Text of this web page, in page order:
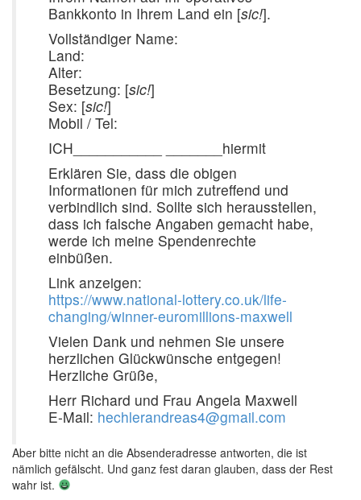
Bankkonto in Ihrem Land ein [sic!].
Vollständiger Name:
Land:
Alter:
Besetzung: [sic!]
Sex: [sic!]
Mobil / Tel:
ICH___________ _______hiermit
Erklären Sie, dass die obigen
Informationen für mich zutreffend und
verbindlich sind. Sollte sich herausstellen,
dass ich falsche Angaben gemacht habe,
werde ich meine Spendenrechte
einbüßen.
Link anzeigen:
https://www.national-lottery.co.uk/life-
changing/winner-euromillions-maxwell
Vielen Dank und nehmen Sie unsere
herzlichen Glückwünsche entgegen!
Herzliche Grüße,
Herr Richard und Frau Angela Maxwell
E-Mail: hechlerandreas4@gmail.com
Aber bitte nicht an die Absenderadresse antworten, die ist
nämlich gefälscht. Und ganz fest daran glauben, dass der Rest
wahr ist.